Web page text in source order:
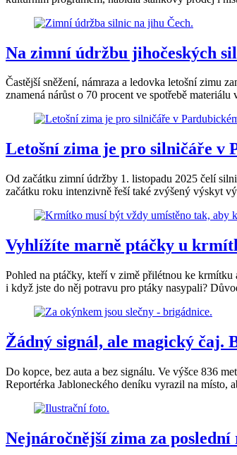
Na zimní údržbu jihočeských
Častější sněžení, námraza a ledovka letošní zimu
znamená nárůst o 70 procent ve spotřebě
Letošní zima je pro silničáře v
Od začátku zimní údržby 1. listopadu 2025 čelí
začátku roku intenzivně řeší také zvýšený výskyt
Vyhlížíte marně ptáčky u
Pohled na ptáčky, kteří v zimě přilétnou ke
i když jste do něj potravu pro ptáky nasypali?
Žádný signál, ale magický čaj.
Do kopce, bez auta a bez signálu. Ve výšce 836
Reportérka Jabloneckého deníku vyrazil na místo,
Nejnáročnější zima za